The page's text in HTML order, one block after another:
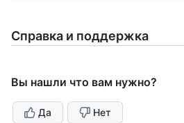
Справка и поддержка
Вы нашли что вам нужно?
Да Нет